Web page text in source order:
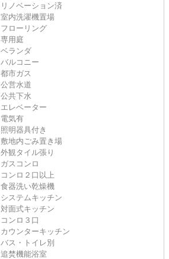
リノベーション済
室内洗濯機置場
フローリング
専用庭
ベランダ
バルコニー
都市ガス
公営水道
公共下水
エレベーター
電気有
照明器具付き
敷地内ごみ置き場
外観タイル張り
ガスコンロ
コンロ２口以上
食器洗い乾燥機
システムキッチン
対面式キッチン
コンロ３口
カウンターキッチン
バス・トイレ別
追焚機能浴室